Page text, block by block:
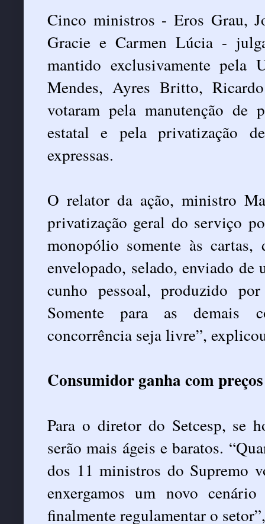
Cinco ministros - Eros Grau,
Gracie e Carmen Lúcia -
mantido exclusivamente
Mendes, Ayres Britto,
votaram pela manutenção de
estatal e pela privatização
expressas.
O relator da ação, ministro
privatização geral do serviço
monopólio somente às
envelopado, selado, enviado
cunho pessoal, produzido
Somente para as demais
concorrência seja livre”,
Consumidor ganha com
Para o diretor do Setcesp, se
serão mais ágeis e baratos.
dos 11 ministros do Supremo
enxergamos um novo
finalmente regulamentar o